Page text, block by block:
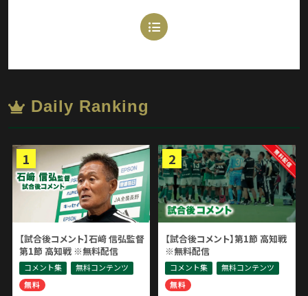
Daily Ranking
【試合後コメント】石﨑 信弘監督
第1節 高知戦 ※無料配信
コメント集
無料コンテンツ
無料
【試合後コメント】第1節 高知戦
※無料配信
コメント集
無料コンテンツ
無料